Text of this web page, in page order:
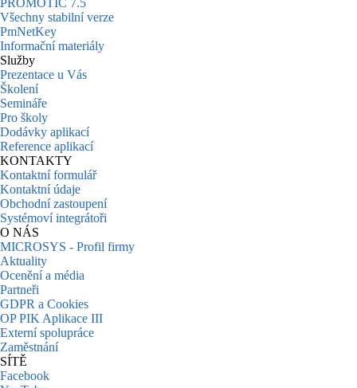
PROMOTIC 7.5
Všechny stabilní verze
PmNetKey
Informační materiály
Služby
Prezentace u Vás
Školení
Semináře
Pro školy
Dodávky aplikací
Reference aplikací
KONTAKTY
Kontaktní formulář
Kontaktní údaje
Obchodní zastoupení
Systémoví integrátoři
O NÁS
MICROSYS - Profil firmy
Aktuality
Ocenění a média
Partneři
GDPR a Cookies
OP PIK Aplikace III
Externí spolupráce
Zaměstnání
SÍTĚ
Facebook